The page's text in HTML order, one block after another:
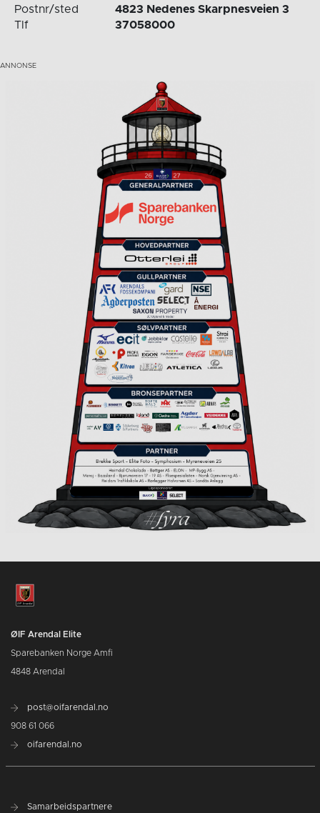
Postnr/sted
4823 Nedenes Skarpnesveien 3
Tlf
37058000
ØIF Arendal Elite
Sparebanken Norge Amfi
4848 Arendal
post@oifarendal.no
908 61 066
oifarendal.no
Samarbeidspartnere